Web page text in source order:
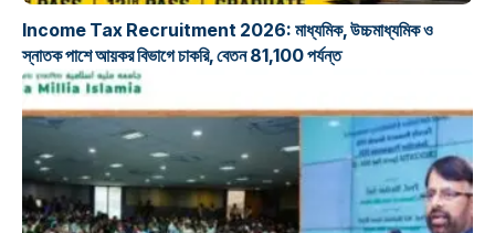
Income Tax Recruitment 2026: মাধ্যমিক, উচ্চমাধ্যমিক ও
স্নাতক পাশে আয়কর বিভাগে চাকরি, বেতন 81,100 পর্যন্ত